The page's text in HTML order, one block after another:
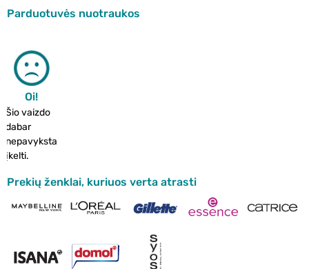
Parduotuvės nuotraukos
Oi!
Šio vaizdo
dabar
nepavyksta
įkelti.
Prekių ženklai, kuriuos verta atrasti